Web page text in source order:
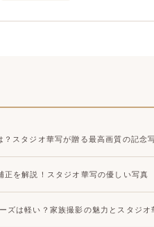
スタジオ華写が贈る最高画質の記念
を解説！スタジオ華写の優しい写真
ズは軽い？家族撮影の魅力とスタジオ